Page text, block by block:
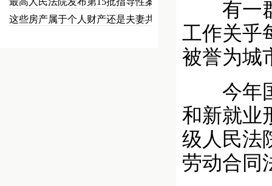
这些房产属于个人财产还是夫妻共同…
有一群
工作关乎
被誉为城
今年国
和新就业
级人民法
劳动合同